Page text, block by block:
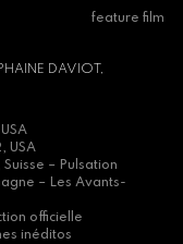
feature film
DAVIOT,
USA
– Pulsation
– Les Avants-
officielle
inéditos